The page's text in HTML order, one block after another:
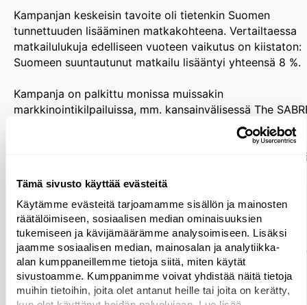
Tämä sivusto käyttää evästeitä
Käytämme evästeitä tarjoamamme sisällön ja mainosten
räätälöimiseen, sosiaalisen median ominaisuuksien
tukemiseen ja kävijämäärämme analysoimiseen. Lisäksi
jaamme sosiaalisen median, mainosalan ja analytiikka-
alan kumppaneillemme tietoja siitä, miten käytät
sivustoamme. Kumppanimme voivat yhdistää näitä tietoja
muihin tietoihin, joita olet antanut heille tai joita on kerätty,
Kampanjan keskeisin tavoite oli tietenkin Suomen
tunnettuuden lisääminen matkakohteena. Vertailtaessa
matkailulukuja edelliseen vuoteen vaikutus on kiistaton:
Suomeen suuntautunut matkailu lisääntyi yhteensä 8 %.
Kampanja on palkittu monissa muissakin
markkinointikilpailuissa, mm. kansainvälisessä The
"Suomalainen elämäntapa edustaa positiivista
Tämä on meille tekijöille tosi tärkeä ja merkityksellinen
aihe, joka lähtee aidoista lähtökohdista. Olemme
halunneet jakaa suomalaista elämäntapaa ja
onnellisuutta. Uskon, että se näkyy kampanjan
kansainvälisessä kisamenestyksessä.” kertoo Suvi
SEKin vastaava luova johtaja.
Case-video: